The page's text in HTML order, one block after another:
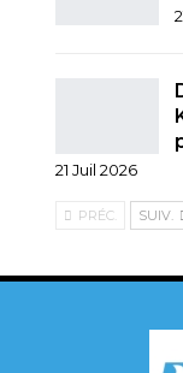
21 Juil 2026
PRÉC. SUIV.